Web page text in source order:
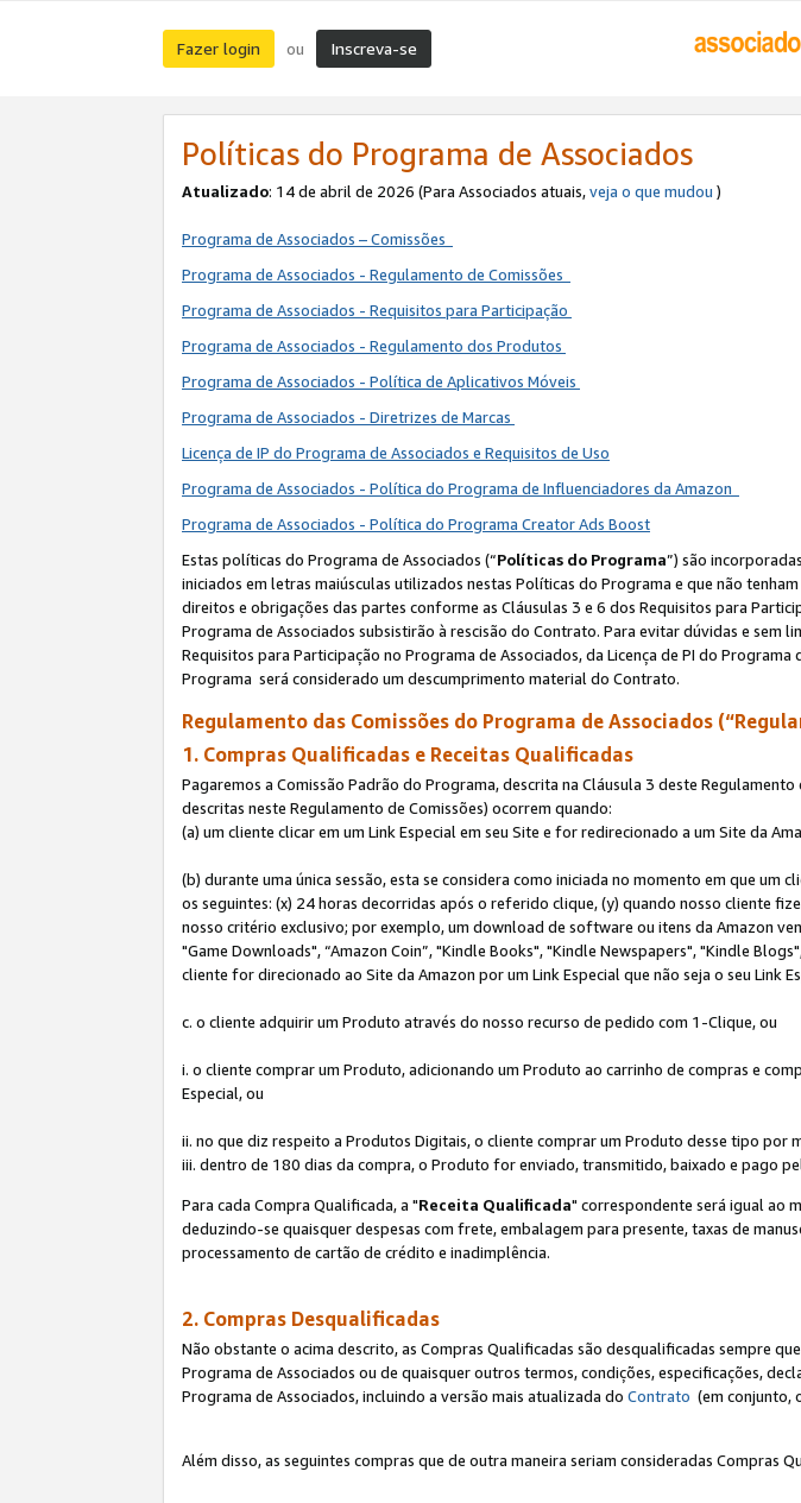
Fazer login ou Inscreva-se
Políticas do Programa de Associados
Atualizado: 14 de abril de 2026 (Para Associados atuais,veja o que mudou )
Programa de Associados – Comissões
Programa de Associados - Regulamento de Comissões
Programa de Associados - Requisitos para Participação
Programa de Associados - Regulamento dos Produtos
Programa de Associados - Política de Aplicativos Móveis
Programa de Associados - Diretrizes de Marcas
Licença de IP do Programa de Associados e Requisitos de Uso
Programa de Associados - Política do Programa de Influenciadores da Amazon
Programa de Associados - Política do Programa Creator Ads Boost
Estas políticas do Programa de Associados (“Políticas do Programa”) são
iniciados em letras maiúsculas utilizados nestas Políticas do Programa e que não
direitos e obrigações das partes conforme as Cláusulas 3 e 6 dos Requisitos para
Programa de Associados subsistirão à rescisão do Contrato. Para evitar dúvidas e
Requisitos para Participação no Programa de Associados, da Licença de PI do
Programa será considerado um descumprimento material do Contrato.
Regulamento das Comissões do Programa de Associados
1. Compras Qualificadas e Receitas Qualificadas
Pagaremos a Comissão Padrão do Programa, descrita na Cláusula 3 deste Regulamento
descritas neste Regulamento de Comissões) ocorrem quando:
(a) um cliente clicar em um Link Especial em seu Site e for redirecionado a um Site da
(b) durante uma única sessão, esta se considera como iniciada no momento em que
os seguintes: (x) 24 horas decorridas após o referido clique, (y) quando nosso cliente
nosso critério exclusivo; por exemplo, um download de software ou itens da Amazon
"Game Downloads", “Amazon Coin”, "Kindle Books", "Kindle Newspapers", "Kindle
cliente for direcionado ao Site da Amazon por um Link Especial que não seja o seu Link
c. o cliente adquirir um Produto através do nosso recurso de pedido com 1-Clique, ou
i. o cliente comprar um Produto, adicionando um Produto ao carrinho de compras e
Especial, ou
ii. no que diz respeito a Produtos Digitais, o cliente comprar um Produto desse tipo por
iii. dentro de 180 dias da compra, o Produto for enviado, transmitido, baixado e pago
Para cada Compra Qualificada, a "Receita Qualificada" correspondente será igual ao
deduzindo-se quaisquer despesas com frete, embalagem para presente, taxas de
processamento de cartão de crédito e inadimplência.
2. Compras Desqualificadas
Não obstante o acima descrito, as Compras Qualificadas são desqualificadas sempre
Programa de Associados ou de quaisquer outros termos, condições, especificações,
Programa de Associados, incluindo a versão mais atualizada do Contrato (em conjunto,
Além disso, as seguintes compras que de outra maneira seriam consideradas Compras